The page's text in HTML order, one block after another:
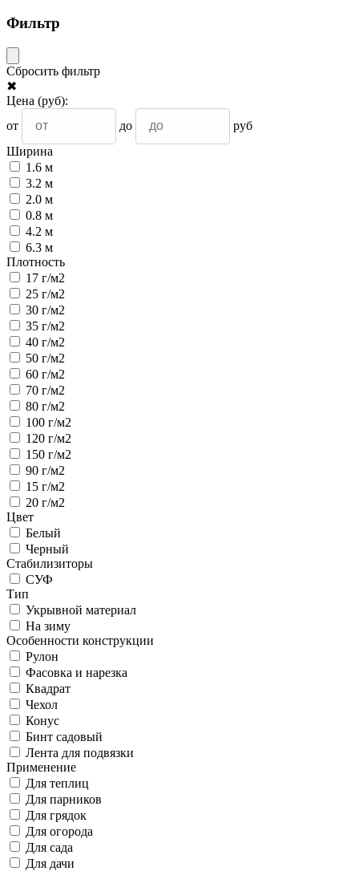
Фильтр
Сбросить фильтр
✖
Цена (руб):
от
до
руб
Ширина
1.6 м
3.2 м
2.0 м
0.8 м
4.2 м
6.3 м
Плотность
17 г/м2
25 г/м2
30 г/м2
35 г/м2
40 г/м2
50 г/м2
60 г/м2
70 г/м2
80 г/м2
100 г/м2
120 г/м2
150 г/м2
90 г/м2
15 г/м2
20 г/м2
Цвет
Белый
Черный
Стабилизиторы
СУФ
Тип
Укрывной материал
На зиму
Особенности конструкции
Рулон
Фасовка и нарезка
Квадрат
Чехол
Конус
Бинт садовый
Лента для подвязки
Применение
Для теплиц
Для парников
Для грядок
Для огорода
Для сада
Для дачи